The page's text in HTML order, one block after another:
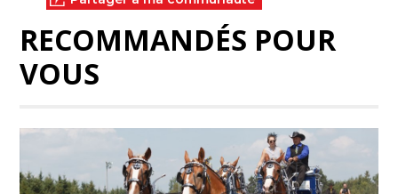
RECOMMANDÉS POUR
VOUS